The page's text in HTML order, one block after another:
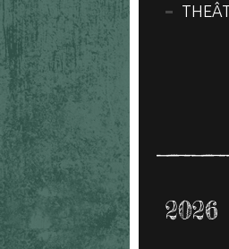
2026